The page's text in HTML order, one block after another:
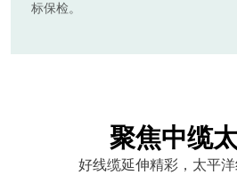
标保检。
聚焦中缆
好线缆延伸精彩，太平